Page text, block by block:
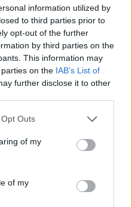
information utilized by
to third parties prior to
opt-out of the further
by third parties on the
This information may
on the IAB’s List of
further disclose it to other
Outs
of my
of my